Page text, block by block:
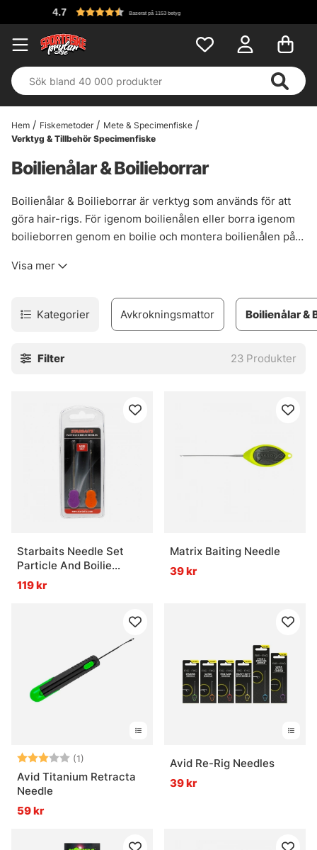
Baserat på 1153 betyg
Hem Fiskemetoder
Mete & Specimenfiske
Verktyg & Tillbehör Specimenfiske
Boilienålar & Boilieborrar
Boilienålar & Boilieborrar är verktyg som används för att
göra hair-rigs. För igenom boilienålen eller borra igenom
boilieborren genom en boilie och montera boilienålen på
användas till andra beten som plastmajs, majs och wafters.
som Fox, Starbaits och Prologic samt andra aktörer inom
specimenmetet.
Visa mer
Kategorier Avkrokningsmattor Boilienålar &
Filter 23 Produkter
Starbaits Needle Set
Particle And Boilie
Needles
119 kr
Matrix Baiting Needle
39 kr
Betyg: (1)
3.0 utav 5 stjärnor
Avid Titanium Retracta
Needle
59 kr
Avid Re-Rig Needles
39 kr